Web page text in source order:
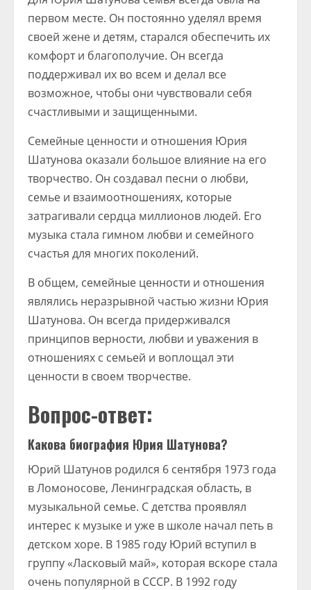
первом месте. Он постоянно уделял время
своей жене и детям, старался обеспечить их
комфорт и благополучие. Он всегда
поддерживал их во всем и делал все
возможное, чтобы они чувствовали себя
счастливыми и защищенными.
Семейные ценности и отношения Юрия
Шатунова оказали большое влияние на его
творчество. Он создавал песни о любви,
семье и взаимоотношениях, которые
затрагивали сердца миллионов людей. Его
музыка стала гимном любви и семейного
счастья для многих поколений.
В общем, семейные ценности и отношения
являлись неразрывной частью жизни Юрия
Шатунова. Он всегда придерживался
принципов верности, любви и уважения в
отношениях с семьей и воплощал эти
ценности в своем творчестве.
Вопрос-ответ:
Какова биография Юрия Шатунова?
Юрий Шатунов родился 6 сентября 1973 года
в Ломоносове, Ленинградская область, в
музыкальной семье. С детства проявлял
интерес к музыке и уже в школе начал петь в
детском хоре. В 1985 году Юрий вступил в
группу «Ласковый май», которая вскоре стала
очень популярной в СССР. В 1992 году